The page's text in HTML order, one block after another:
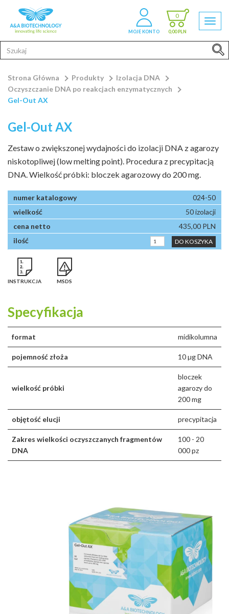
MOJE KONTO
0
0,00 PLN
Strona Główna Produkty
Izolacja DNA
Oczyszczanie DNA po reakcjach enzymatycznych
Gel-Out AX
Gel-Out AX
Zestaw o zwiększonej wydajności do izolacji DNA z agarozy
niskotopliwej (low melting point). Procedura z precypitacją
DNA. Wielkość próbki: bloczek agarozowy do 200 mg.
024-50
50 izolacji
435,00 PLN
DO KOSZYKA
INSTRUKCJA MSDS
Specyfikacja
format midikolumna
pojemność złoża 10 µg DNA
wielkość próbki
bloczek
agarozy do
200 mg
objętość elucji precypitacja
Zakres wielkości oczyszczanych fragmentów
DNA
100 - 20
000 pz